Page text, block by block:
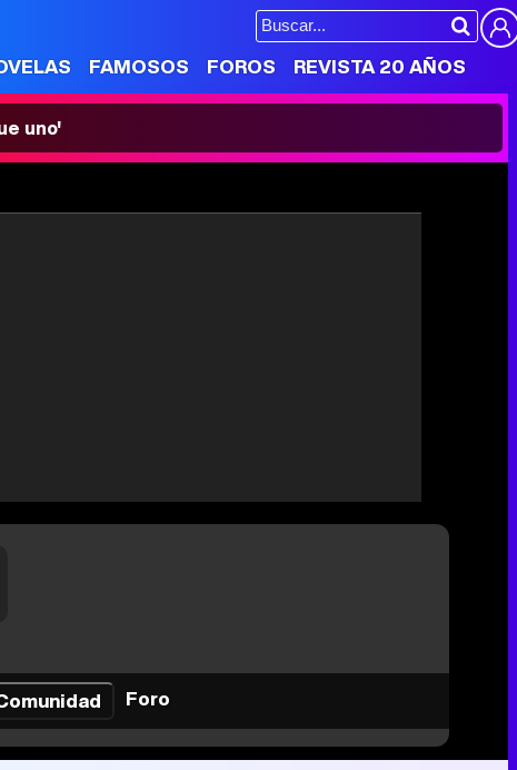
FAMOSOS FOROS REVISTA 20 AÑOS
uno'
Foro